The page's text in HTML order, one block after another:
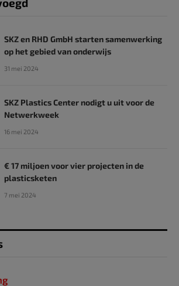
SKZ en RHD GmbH starten samenwerking
op het gebied van onderwijs
31 mei 2024
SKZ Plastics Center nodigt u uit voor de
Netwerkweek
16 mei 2024
€ 17 miljoen voor vier projecten in de
plasticsketen
7 mei 2024